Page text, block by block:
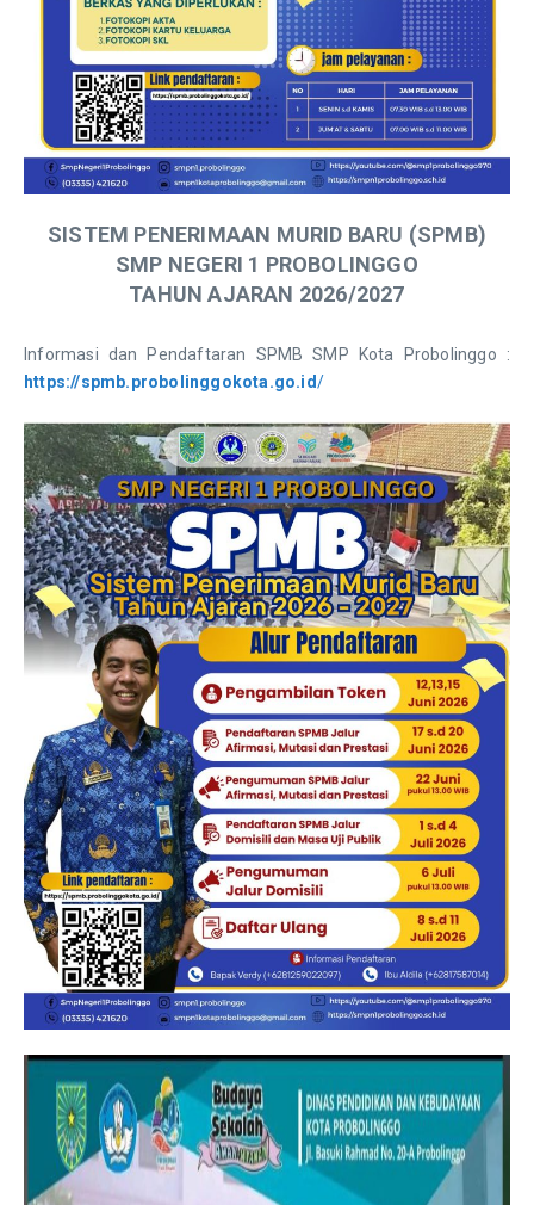
SISTEM PENERIMAAN MURID BARU (SPMB)
SMP NEGERI 1 PROBOLINGGO
TAHUN AJARAN 2026/2027
Informasi dan Pendaftaran SPMB SMP Kota Probolinggo :
https://spmb.probolinggokota.go.id/